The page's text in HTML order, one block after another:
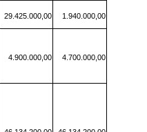
29.425.000,00 1.940.000,00
4.900.000,00 4.700.000,00